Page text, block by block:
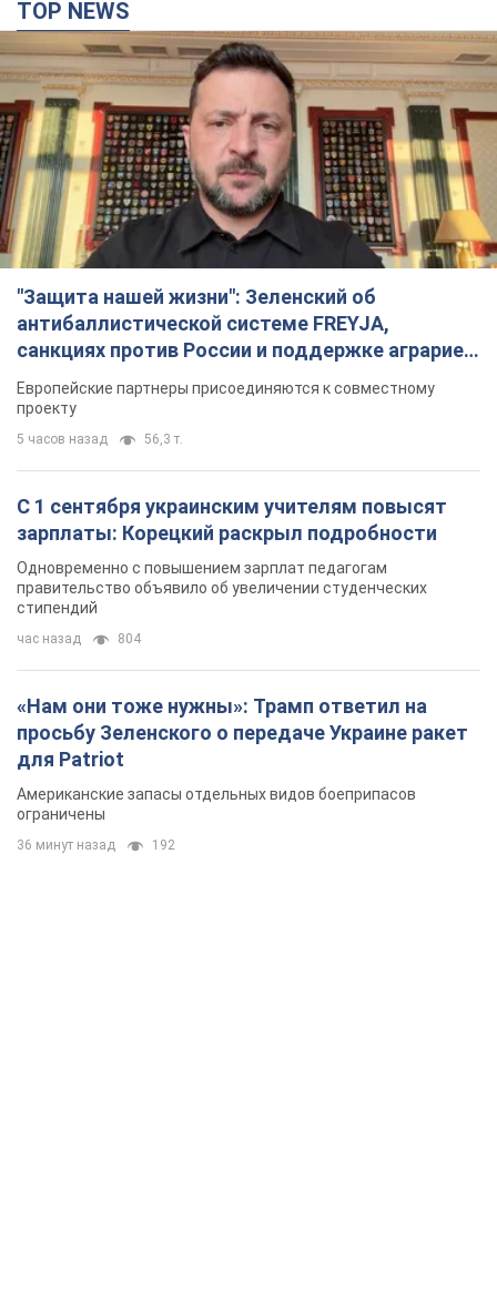
TOP NEWS
"Защита нашей жизни": Зеленский об
антибаллистической системе FREYJA,
санкциях против России и поддержке аграриев.
Видео
Европейские партнеры присоединяются к совместному
проекту
5 часов назад 56,3 т.
С 1 сентября украинским учителям повысят
зарплаты: Корецкий раскрыл подробности
Одновременно с повышением зарплат педагогам
правительство объявило об увеличении студенческих
стипендий
час назад 804
«Нам они тоже нужны»: Трамп ответил на
просьбу Зеленского о передаче Украине ракет
для Patriot
Американские запасы отдельных видов боеприпасов
ограничены
36 минут назад 192